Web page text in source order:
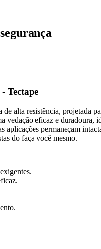
Tectape
alta resistência, projetada
vedação eficaz e duradoura,
aplicações permaneçam
do faça você mesmo.